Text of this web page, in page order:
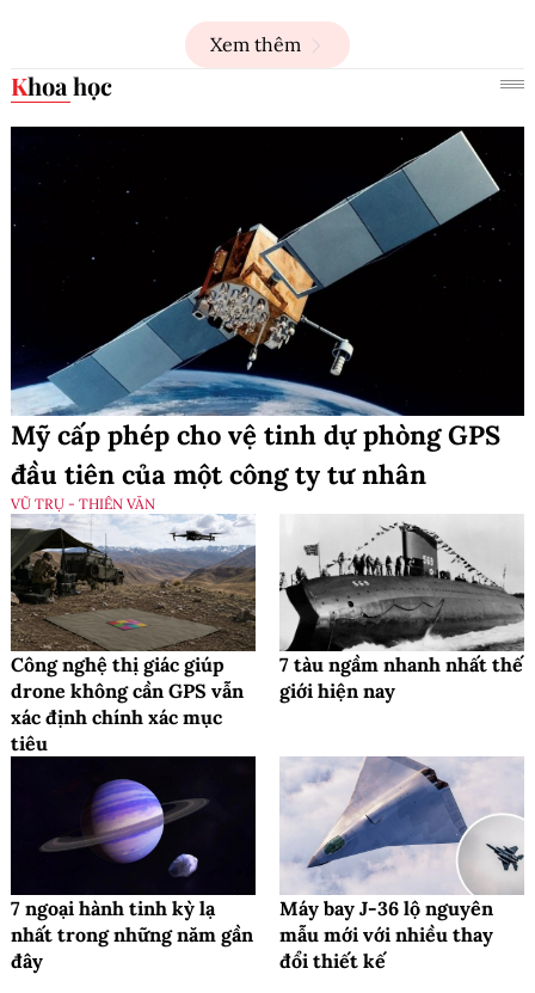
Xem thêm
Khoa học
Mỹ cấp phép cho vệ tinh dự phòng GPS
đầu tiên của một công ty tư nhân
VŨ TRỤ - THIÊN VĂN
Công nghệ thị giác giúp
drone không cần GPS vẫn
xác định chính xác mục
tiêu
7 tàu ngầm nhanh nhất thế
giới hiện nay
7 ngoại hành tinh kỳ lạ
nhất trong những năm gần
đây
Máy bay J-36 lộ nguyên
mẫu mới với nhiều thay
đổi thiết kế